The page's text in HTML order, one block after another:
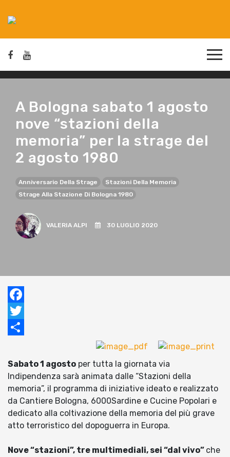
A Bologna sabato 1 agosto
nove “stazioni della
memoria” per la strage del
2 agosto 1980
Anniversario Della Strage
Stazioni Della Memoria
Strage Alla Stazione Di Bologna 1980
VALERIA ALPI 30 LUGLIO 2020
Facebook
Twitter
Sabato 1 agosto per tutta la giornata via
Indipendenza sarà animata dalle “Stazioni della
memoria”, il programma di iniziative ideato e realizzato
da Cantiere Bologna, 6000Sardine e Cucine Popolari e
dedicato alla coltivazione della memoria del più grave
atto terroristico del dopoguerra in Europa.
Nove “stazioni”, tre multimediali, sei “dal vivo” che